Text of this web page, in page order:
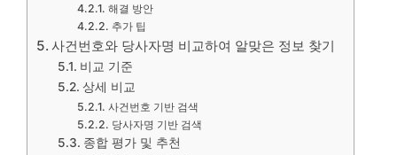
해결 방안
추가 팁
사건번호와 당사자명 비교하여 알맞은 정보 찾기
비교 기준
상세 비교
사건번호 기반 검색
당사자명 기반 검색
종합 평가 및 추천